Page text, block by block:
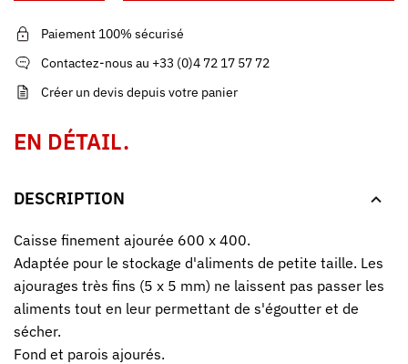
Paiement 100% sécurisé
Contactez-nous au +33 (0)4 72 17 57 72
Créer un devis depuis votre panier
EN DÉTAIL.
DESCRIPTION
Caisse finement ajourée 600 x 400.
Adaptée pour le stockage d'aliments de petite taille. Les
ajourages très fins (5 x 5 mm) ne laissent pas passer les
aliments tout en leur permettant de s'égoutter et de
sécher.
Fond et parois ajourés.